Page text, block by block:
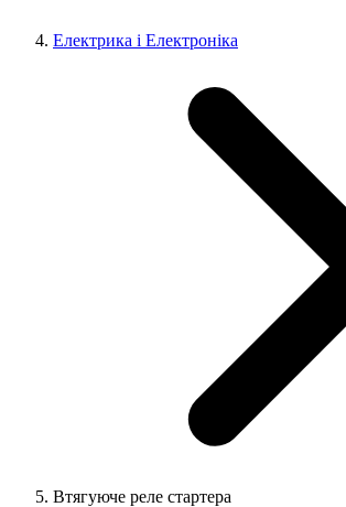
Електрика і Електроніка
Втягуюче реле стартера